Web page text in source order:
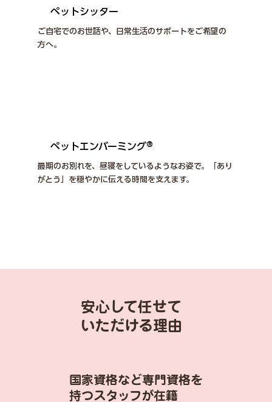
ペットシッター
ご自宅でのお世話や、日常生活のサポートをご希望の
方​へ。
ペットエンバーミング®
最期のお別れを、昼寝をしているようなお姿で。「あり
がとう」を穏やかに伝える時間を支えます。
安心して任せて
いただける理由​
国家資格など専門資格を
持つスタッフが在籍